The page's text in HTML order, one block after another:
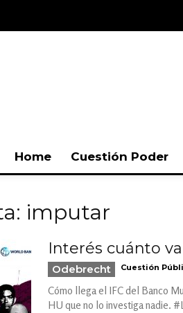
Home Cuestión Poder
imputar
Interés cuánto
Odebrecht Cuestión
Cómo llega el IFC del Banco
HU que no lo investiga nadie.